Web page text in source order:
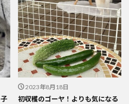
2023年8月18日
初収穫のゴーヤ！よりも気になる